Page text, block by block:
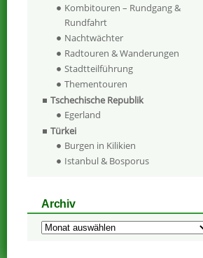
Kombitouren – Rundgang &
Rundfahrt
Nachtwächter
Radtouren & Wanderungen
Stadtteilführung
Thementouren
Tschechische Republik
Egerland
Türkei
Burgen in Kilikien
Istanbul & Bosporus
Archiv
Archiv